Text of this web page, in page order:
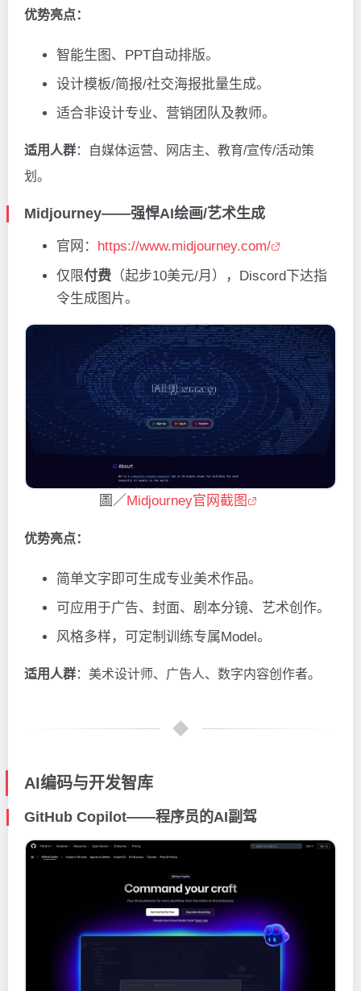
优势亮点：
智能生图、PPT自动排版。
设计模板/简报/社交海报批量生成。
适合非设计专业、营销团队及教师。
适用人群：自媒体运营、网店主、教育/宣传/活动策
划。
Midjourney——强悍AI绘画/艺术生成
官网： https://www.midjourney.com/
仅限付费 （起步10美元/月），Discord下达指
令生成图片。
圖／ Midjourney官网截图
优势亮点：
简单文字即可生成专业美术作品。
可应用于广告、封面、剧本分镜、艺术创作。
风格多样，可定制训练专属Model。
适用人群：美术设计师、广告人、数字内容创作者。
AI编码与开发智库
GitHub Copilot——程序员的AI副驾